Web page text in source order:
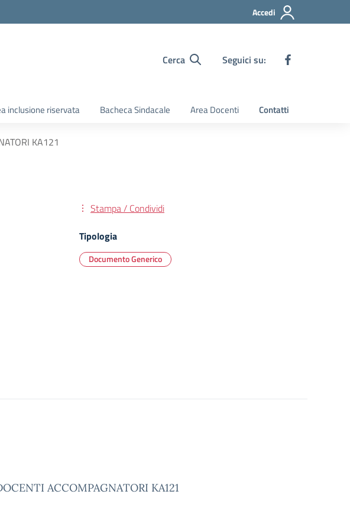
Accedi
Cerca Seguici su:
inclusione riservata Bacheca Sindacale Area Docenti Contatti
KA121
Stampa / Condividi
Tipologia
Documento Generico
ACCOMPAGNATORI KA121